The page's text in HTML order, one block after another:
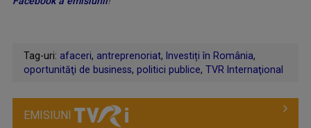
Tag-uri: afaceri, antreprenoriat, Investiți în România,
oportunităţi de business, politici publice, TVR Internaţional
EMISIUNI